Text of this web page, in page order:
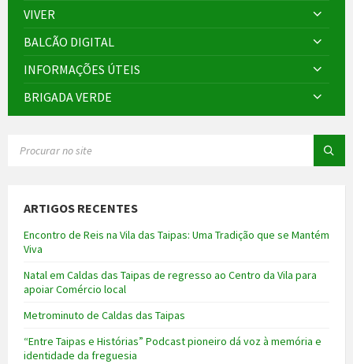
VIVER
BALCÃO DIGITAL
INFORMAÇÕES ÚTEIS
BRIGADA VERDE
ARTIGOS RECENTES
Encontro de Reis na Vila das Taipas: Uma Tradição que se Mantém
Viva
Natal em Caldas das Taipas de regresso ao Centro da Vila para
apoiar Comércio local
Metrominuto de Caldas das Taipas
“Entre Taipas e Histórias” Podcast pioneiro dá voz à memória e
identidade da freguesia